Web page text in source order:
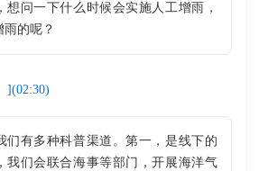
想问一下什么时候会实施人工增雨，
雨的呢？
](02:30)
们有多种科普渠道。第一，是线下的
我们会联合海事等部门，开展海洋气